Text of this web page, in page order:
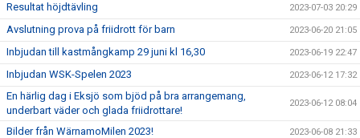
Resultat höjdtävling 2023-07-03 20:29
Avslutning prova på friidrott för barn 2023-06-20 21:05
Inbjudan till kastmångkamp 29 juni kl 16,30 2023-06-19 22:47
Inbjudan WSK-Spelen 2023 2023-06-12 17:32
En härlig dag i Eksjö som bjöd på bra arrangemang,
underbart väder och glada friidrottare!
2023-06-12 08:04
Bilder från WärnamoMilen 2023! 2023-06-08 21:33